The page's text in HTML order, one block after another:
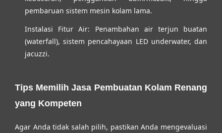
pembaruan sistem mesin kolam lama.
Instalasi Fitur Air: Penambahan air terjun buatan
(waterfall), sistem pencahayaan LED underwater, dan
jacuzzi.
Tips Memilih Jasa Pembuatan Kolam Renang
yang Kompeten
Agar Anda tidak salah pilih, pastikan Anda mengevaluasi